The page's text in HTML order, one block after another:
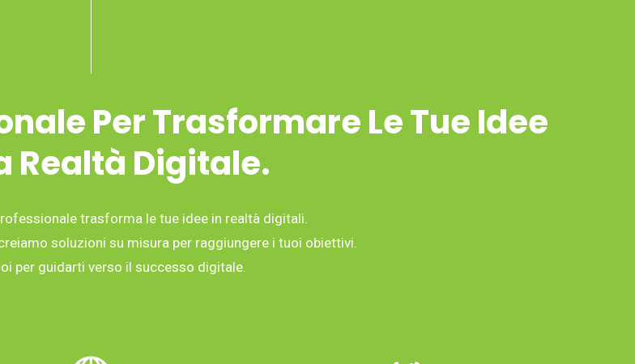
Per Trasformare Le Tue Idee
Realtà Digitale.
trasforma le tue idee in realtà digitali.
soluzioni su misura per raggiungere i tuoi obiettivi.
per guidarti verso il successo digitale.